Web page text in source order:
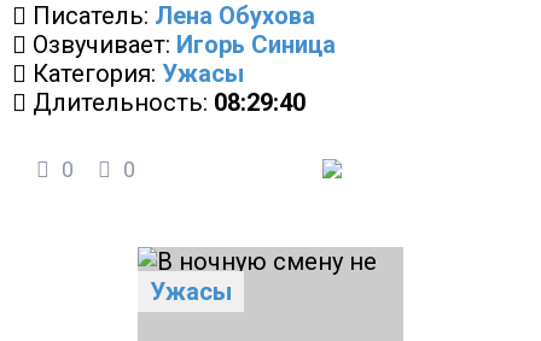
Писатель: Лена Обухова
Озвучивает: Игорь Синица
Категория: Ужасы
Длительность: 08:29:40
0 0
Ужасы